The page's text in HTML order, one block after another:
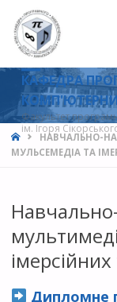
КАФЕДРА
Факультет
ім. Ігоря
HOMEНАВЧАЛЬНО-
МУЛЬСЕМЕДІА ТА
Дипломне